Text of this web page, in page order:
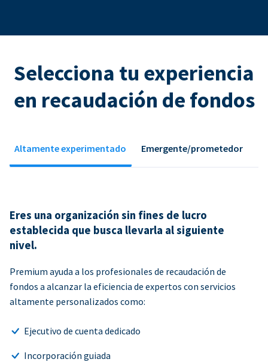
Selecciona tu experiencia
en recaudación de fondos
Altamente experimentado Emergente/prometedor
Eres una organización sin fines de lucro
establecida que busca llevarla al siguiente
nivel.
Premium ayuda a los profesionales de recaudación de
fondos a alcanzar la eficiencia de expertos con servicios
altamente personalizados como:
Ejecutivo de cuenta dedicado
Incorporación guiada